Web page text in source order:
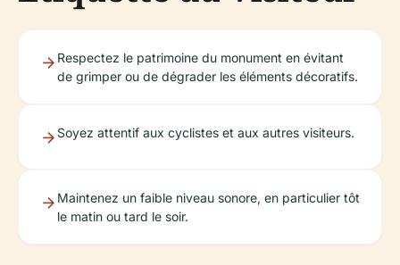
Respectez le patrimoine du monument en évitant
de grimper ou de dégrader les éléments décoratifs.
Soyez attentif aux cyclistes et aux autres visiteurs.
Maintenez un faible niveau sonore, en particulier tôt
le matin ou tard le soir.